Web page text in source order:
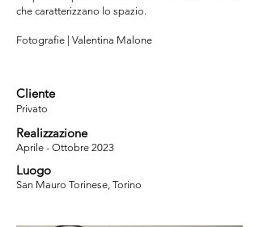
che caratterizzano lo spazio.
Fotografie | Valentina Malone
Cliente
Privato
Realizzazione
Aprile - Ottobre 2023
Luogo
San Mauro Torinese, Torino